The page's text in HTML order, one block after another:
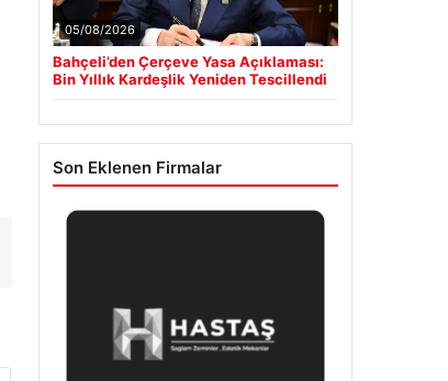
05/08/2026
Bahçeli’den Çerçeve Yasa Açıklaması:
Bin Yıllık Kardeşlik Yeniden Tescillendi
Son Eklenen Firmalar